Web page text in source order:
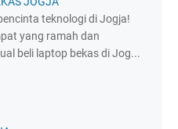
teknologi di Jogja!
yang ramah dan
beli laptop bekas di Jog...